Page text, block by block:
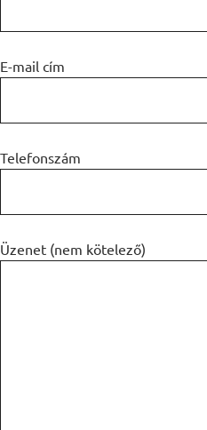
E-mail cím
Telefonszám
Üzenet (nem kötelező)